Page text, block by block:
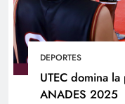
DEPORTES
UTEC domina
ANADES 2025